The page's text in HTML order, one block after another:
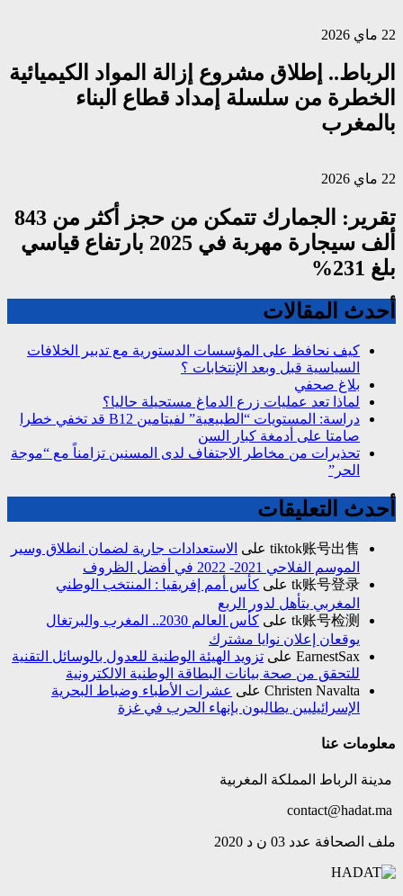
22 ماي 2026
الرباط.. إطلاق مشروع إزالة المواد الكيميائية
الخطرة من سلسلة إمداد قطاع البناء
بالمغرب
22 ماي 2026
تقرير: الجمارك تتمكن من حجز أكثر من 843
ألف سيجارة مهربة في 2025 بارتفاع قياسي
بلغ 231%
أحدث المقالات
كيف نحافظ على المؤسسات الدستورية مع تدبير الخلافات
السياسية قبل وبعد الإنتخابات ؟
بلاغ صحفي
لماذا تعد عمليات زرع الدماغ مستحيلة حاليا؟
دراسة: المستويات “الطبيعية” لفيتامين B12 قد تخفي خطرا
صامتا على أدمغة كبار السن
تحذيرات من مخاطر الاجتفاف لدى المسنين تزامناً مع “موجة
الحر”
أحدث التعليقات
tiktok账号出售 على الاستعدادات جارية لضمان انطلاق وسير
الموسم الفلاحي 2021- 2022 في أفضل الظروف
tk账号登录 على كأس أمم إفريقيا : المنتخب الوطني
المغربي يتأهل لدور الربع
tk账号检测 على
كأس العالم 2030.. المغرب والبرتغال
يوقعان إعلان نوايا مشترك
EarnestSax على تزويد الهيئة الوطنية للعدول بالوسائل التقنية
للتحقق من صحة بيانات البطاقة الوطنية الالكترونية
Christen Navalta على عشرات الأطباء وضباط البحرية
الإسرائيليين يطالبون بإنهاء الحرب في غزة
معلومات عنا
مدينة الرباط المملكة المغربية
ملف الصحافة عدد 03 ن د 2020